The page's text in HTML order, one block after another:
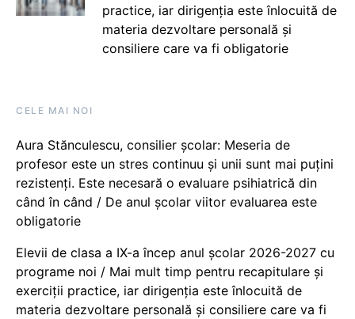
practice, iar dirigenția este înlocuită de
materia dezvoltare personală și
consiliere care va fi obligatorie
CELE MAI NOI
Aura Stănculescu, consilier școlar: Meseria de
profesor este un stres continuu și unii sunt mai puțini
rezistenți. Este necesară o evaluare psihiatrică din
când în când / De anul școlar viitor evaluarea este
obligatorie
Elevii de clasa a IX-a încep anul școlar 2026-2027 cu
programe noi / Mai mult timp pentru recapitulare și
exerciții practice, iar dirigenția este înlocuită de
materia dezvoltare personală și consiliere care va fi